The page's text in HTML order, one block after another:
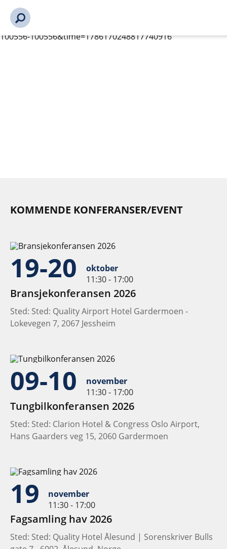
omossliste-datterselskap%2Fmedlemmer-bli-
medlem%2Fbli-medlem%2Futrykningskonferansen-2026-
100556-100556&time=1786170248817740916
KOMMENDE KONFERANSER/EVENT
19-20
oktober
11:30 - 17:00
Bransjekonferansen 2026
Sted: Sted: Quality Airport Hotel Gardermoen -
Lokevegen 7, 2067 Jessheim
09-10
november
11:30 - 17:00
Tungbilkonferansen 2026
Sted: Sted: Clarion Hotel & Congress Oslo Airport,
Hans Gaarders veg 15, 2060 Gardermoen
19
november
11:30 - 17:00
Fagsamling hav 2026
Sted: Sted: Quality Hotel Ålesund | Sorenskriver Bulls